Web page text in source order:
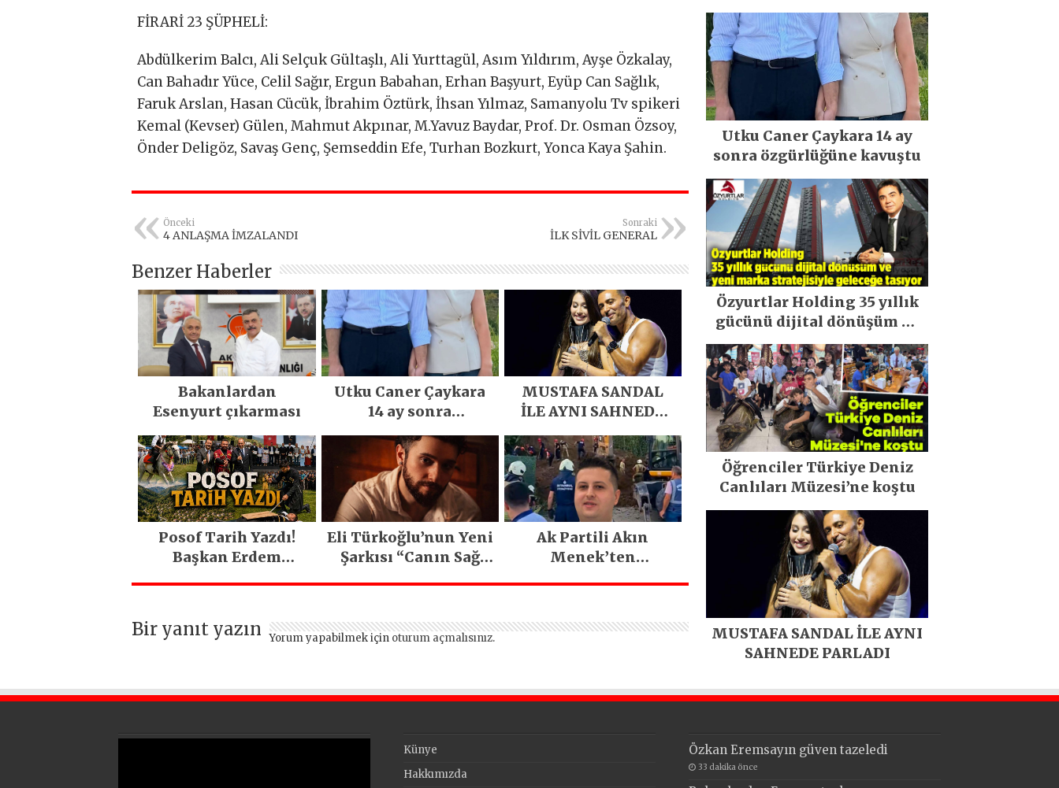
FİRARİ 23 ŞÜPHELİ:
Abdülkerim Balcı, Ali Selçuk Gültaşlı, Ali Yurttagül, Asım Yıldırım, Ayşe Özkalay,
Can Bahadır Yüce, Celil Sağır, Ergun Babahan, Erhan Başyurt, Eyüp Can Sağlık,
Faruk Arslan, Hasan Cücük, İbrahim Öztürk, İhsan Yılmaz, Samanyolu Tv spikeri
Kemal (Kevser) Gülen, Mahmut Akpınar, M.Yavuz Baydar, Prof. Dr. Osman Özsoy,
Önder Deligöz, Savaş Genç, Şemseddin Efe, Turhan Bozkurt, Yonca Kaya Şahin.
Önceki
4 ANLAŞMA İMZALANDI
Sonraki
İLK SİVİL GENERAL
Benzer Haberler
Bakanlardan
Esenyurt çıkarması
Utku Caner Çaykara
14 ay sonra
MUSTAFA SANDAL
İLE AYNI SAHNEDE
Posof Tarih Yazdı!
Başkan Erdem
Gerçekleşti
Eli Türkoğlu’nun Yeni
Şarkısı “Canın Sağ
Ak Partili Akın
Menek’ten
Bir yanıt yazın Yorum yapabilmek için oturum açmalısınız.
Utku Caner Çaykara 14 ay
sonra özgürlüğüne kavuştu
Özyurtlar Holding 35 yıllık
gücünü dijital dönüşüm ve
yeni marka stratejisiyle
geleceğe taşıyor
Öğrenciler Türkiye Deniz
Canlıları Müzesi’ne koştu
MUSTAFA SANDAL İLE AYNI
SAHNEDE PARLADI
Künye
Hakkımızda
Özkan Eremsayın güven tazeledi
33 dakika önce